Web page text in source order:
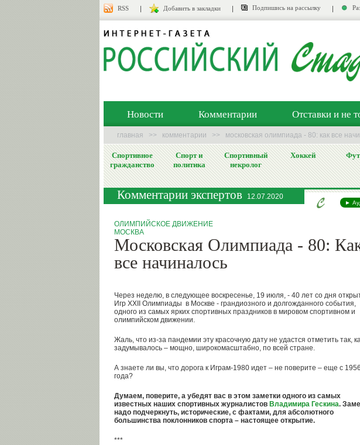
RSS Добавить в закладки Подпишись на рассылку
Новости Комментарии Отставки и не
главная >> комментарии >> московская олимпиада - 80: как все
Спортивное
гражданство
Спорт и
политика
Спортивный
некролог
Хоккей
Комментарии экспертов 12.07.2020
►
ОЛИМПИЙСКОЕ ДВИЖЕНИЕ
МОСКВА
Московская Олимпиада - 80:
все начиналось
Через неделю, в следующее воскресенье, 19 июля, - 40 лет со дня
Игр ХХII Олимпиады в Москве - грандиозного и долгожданного события,
одного из самых ярких спортивных праздников в мировом спортивном и
олимпийском движении.
Жаль, что из-за пандемии эту красочную дату не удастся отметить так,
задумывалось – мощно, широкомасштабно, по всей стране.
А знаете ли вы, что дорога к Играм-1980 идет – не поверите – еще с 1956
года?
Думаем, поверите, а убедят вас в этом заметки одного из самых
известных наших спортивных журналистов Владимира Гескина.
надо подчеркнуть, исторические, с фактами, для абсолютного
большинства поклонников спорта – настоящее открытие.
***